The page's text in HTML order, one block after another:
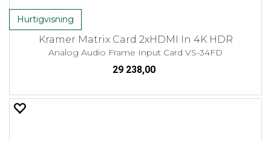
Hurtigvisning
Kramer Matrix Card 2xHDMI In 4K HDR
Analog Audio Frame Input Card VS-34FD
29 238,00